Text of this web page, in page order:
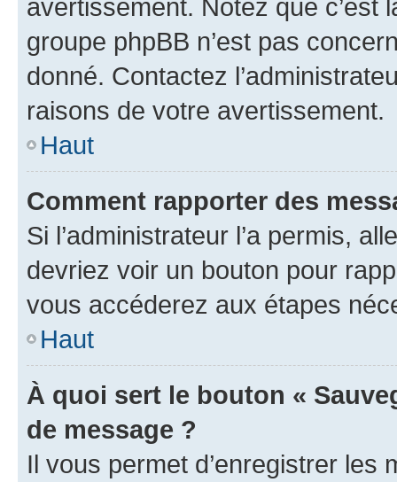
avertissement. Notez que c’est
groupe phpBB n’est pas
donné. Contactez
raisons de votre avertissement.
Haut
Comment rapporter des
Si l’administrateur l’a permis,
devriez voir un bouton pour
vous accéderez aux étapes
Haut
À quoi sert le bouton «
de message ?
Il vous permet d’enregistrer